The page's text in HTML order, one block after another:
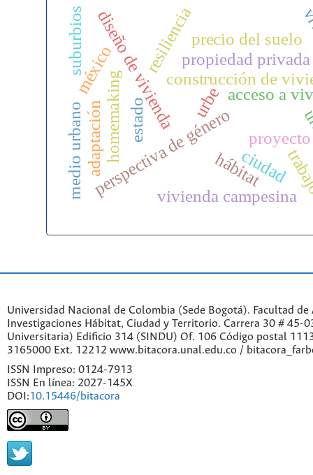
construcción de
diseño de vivienda
perspectiva de género
homemaking urbe
proyecto
resiliencia
acceso a
propiedad privada
méxico
estado
suburbios precio del suelo
hábitat
vivienda campesina
adaptación
medio urbano ciudad
Universidad Nacional de Colombia (Sede Bogotá). Facultad
Investigaciones Hábitat, Ciudad y Territorio. Carrera 30 # 45-
Universitaria) Edificio 314 (SINDU) Of. 106 Código postal
3165000 Ext. 12212 www.bitacora.unal.edu.co /
ISSN Impreso: 0124-7913
ISSN En línea: 2027-145X
DOI:10.15446/bitacora